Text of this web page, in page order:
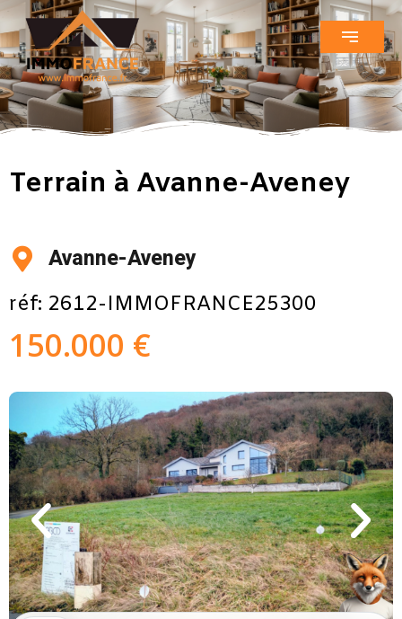
Terrain à Avanne-Aveney
Avanne-Aveney
réf: 2612-IMMOFRANCE25300
150.000 €